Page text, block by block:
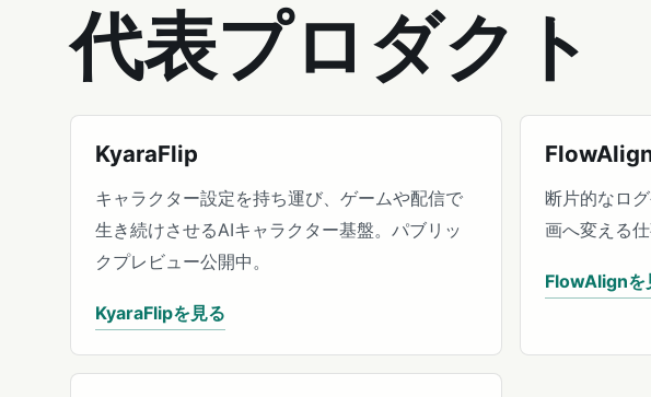
代表プロダクト
KyaraFlip
キャラクター設定を持ち運び、ゲームや配信で
生き続けさせるAIキャラクター基盤。パブリッ
クプレビュー公開中。
KyaraFlipを見る
断片的なロ
画へ変える
FlowAlignを